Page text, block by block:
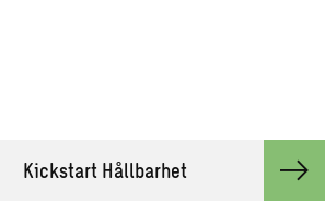
Kickstart Hållbarhet